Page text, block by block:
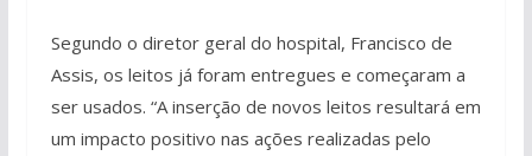
Segundo o diretor geral do hospital, Francisco de
Assis, os leitos já foram entregues e começaram a
ser usados. “A inserção de novos leitos resultará em
um impacto positivo nas ações realizadas pelo